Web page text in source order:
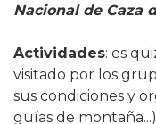
Nacional de Caza
Actividades: es
visitado por los
sus condiciones y
guías de